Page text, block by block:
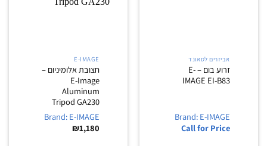
אביזרים לסאונד
זרוע בום – E-
IMAGE EI-B83
Brand: E-IMAGE
Call for Price
E-IMAGE
חצובת אלומיניום –
E-Image
Aluminum
Tripod GA230
Brand: E-IMAGE
₪1,180